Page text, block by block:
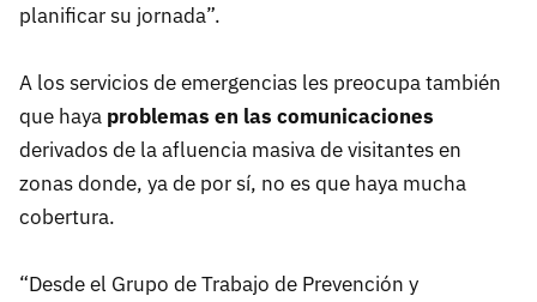
planificar su jornada”.
A los servicios de emergencias les preocupa también
que haya problemas en las comunicaciones
derivados de la afluencia masiva de visitantes en
zonas donde, ya de por sí, no es que haya mucha
cobertura.
“Desde el Grupo de Trabajo de Prevención y